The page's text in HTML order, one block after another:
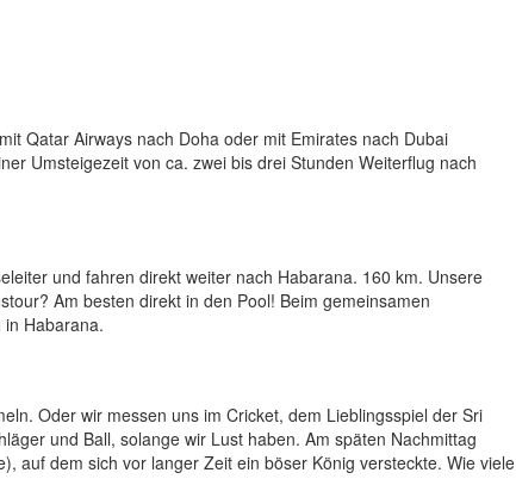
Qatar Airways nach Doha oder mit Emirates nach Dubai
Umsteigezeit von ca. zwei bis drei Stunden Weiterflug nach
und fahren direkt weiter nach Habarana. 160 km. Unsere
Am besten direkt in den Pool! Beim gemeinsamen
Habarana.
Oder wir messen uns im Cricket, dem Lieblingsspiel der Sri
und Ball, solange wir Lust haben. Am späten Nachmittag
auf dem sich vor langer Zeit ein böser König versteckte. Wie viele